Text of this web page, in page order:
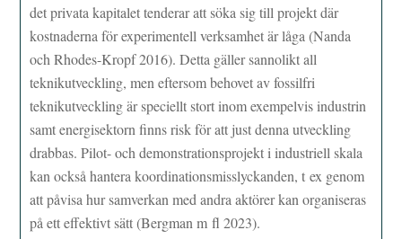
det privata kapitalet tenderar att söka sig till projekt där
kostnaderna för experimentell verksamhet är låga (Nanda
och Rhodes-Kropf 2016). Detta gäller sannolikt all
teknikutveckling, men eftersom behovet av fossilfri
teknikutveckling är speciellt stort inom exempelvis industrin
samt energisektorn finns risk för att just denna utveckling
drabbas. Pilot- och demonstrationsprojekt i industriell skala
kan också hantera koordinationsmisslyckanden, t ex genom
att påvisa hur samverkan med andra aktörer kan organiseras
på ett effektivt sätt (Bergman m fl 2023).